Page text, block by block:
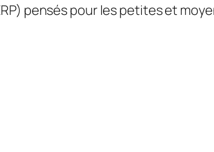
pensés pour les petites et